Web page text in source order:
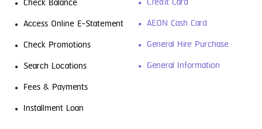
รู้จัก “สินเชื่อส่วนบุคคล” ตัวช่วยเงิน
ขาดมือ พร้อมวิธีใช้ให้คุ้ม และไม่เป็นหนี้ซ้ำ
Access Online E-Statement
Check Promotions
Search Locations
Fees & Payments
Installment Loan
AEON Cash Card
General Hire Purchase
General Information